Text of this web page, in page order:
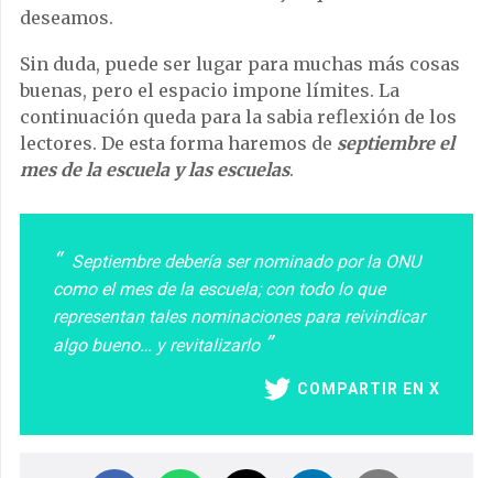
deseamos.
Sin duda, puede ser lugar para muchas más cosas
buenas, pero el espacio impone límites. La
continuación queda para la sabia reflexión de los
lectores. De esta forma haremos de septiembre el
mes de la escuela y las escuelas.
Septiembre debería ser nominado por la ONU
como el mes de la escuela; con todo lo que
representan tales nominaciones para reivindicar
algo bueno… y revitalizarlo
COMPARTIR EN X